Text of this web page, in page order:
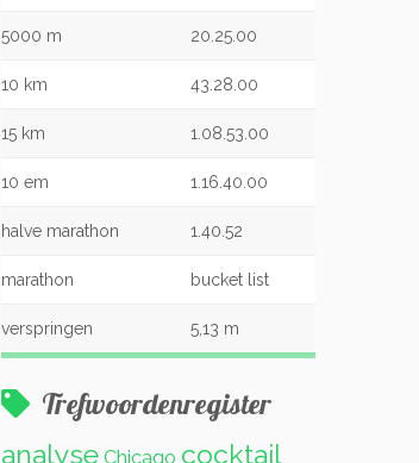
5000 m 20.25.00
10 km 43.28.00
15 km 1.08.53.00
10 em 1.16.40.00
halve marathon 1.40.52
marathon bucket list
verspringen 5,13 m
Trefwoordenregister
analyse Chicago cocktail